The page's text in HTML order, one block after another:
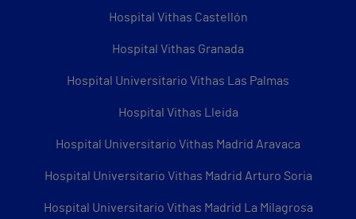
Hospital Vithas Castellón
Hospital Vithas Granada
Hospital Universitario Vithas Las Palmas
Hospital Vithas Lleida
Hospital Universitario Vithas Madrid Aravaca
Hospital Universitario Vithas Madrid Arturo Soria
Hospital Universitario Vithas Madrid La Milagrosa